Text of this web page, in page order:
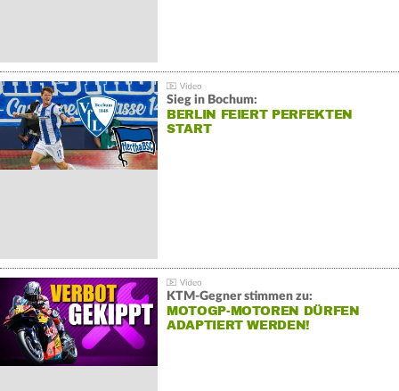
Sieg in Bochum:
BERLIN FEIERT PERFEKTEN
START
KTM-Gegner stimmen zu:
MOTOGP-MOTOREN DÜRFEN
ADAPTIERT WERDEN!